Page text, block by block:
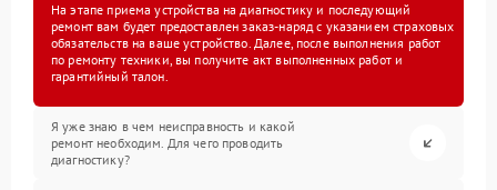
На этапе приема устройства на диагностику и последующий
ремонт вам будет предоставлен заказ-наряд с указанием страховых
обязательств на ваше устройство. Далее, после выполнения работ
по ремонту техники, вы получите акт выполненных работ и
гарантийный талон.
Я уже знаю в чем неисправность и какой
ремонт необходим. Для чего проводить
диагностику?